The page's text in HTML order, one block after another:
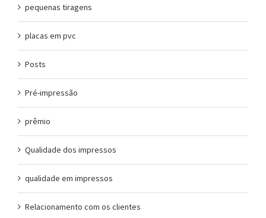
pequenas tiragens
placas em pvc
Posts
Pré-impressão
prêmio
Qualidade dos impressos
qualidade em impressos
Relacionamento com os clientes